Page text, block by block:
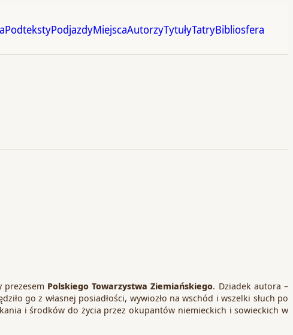
PodtekstyPodjazdyMiejscaAutorzyTytułyTatryBibliosfera
Polskiego Towarzystwa Ziemiańskiego. Dziadek autora –
go z własnej posiadłości, wywiozło na wschód i wszelki słuch po
i środków do życia przez okupantów niemieckich i sowieckich w